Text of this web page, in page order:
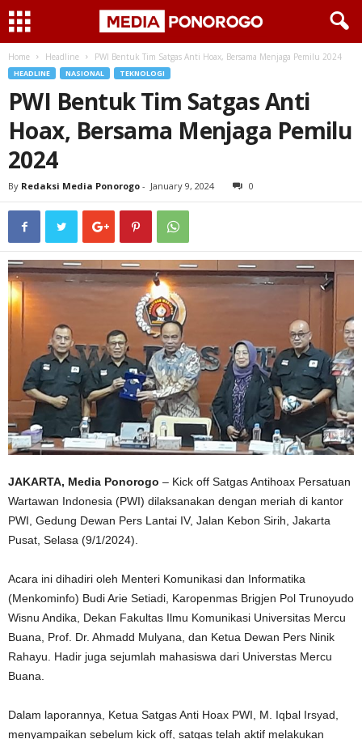
Home Headline PWI Bentuk Tim Satgas Anti Hoax, Bersama Menjaga Pemilu 2024
HEADLINE NASIONAL TEKNOLOGI
PWI Bentuk Tim Satgas Anti
Hoax, Bersama Menjaga Pemilu
2024
By Redaksi Media Ponorogo - January 9, 2024 0
JAKARTA, Media Ponorogo – Kick off Satgas Antihoax Persatuan
Wartawan Indonesia (PWI) dilaksanakan dengan meriah di kantor
PWI, Gedung Dewan Pers Lantai IV, Jalan Kebon Sirih, Jakarta
Pusat, Selasa (9/1/2024).
Acara ini dihadiri oleh Menteri Komunikasi dan Informatika
(Menkominfo) Budi Arie Setiadi, Karopenmas Brigjen Pol Trunoyudo
Wisnu Andika, Dekan Fakultas Ilmu Komunikasi Universitas Mercu
Buana, Prof. Dr. Ahmadd Mulyana, dan Ketua Dewan Pers Ninik
Rahayu. Hadir juga sejumlah mahasiswa dari Universtas Mercu
Buana.
Dalam laporannya, Ketua Satgas Anti Hoax PWI, M. Iqbal Irsyad,
menyampaikan sebelum kick off, satgas telah aktif melakukan